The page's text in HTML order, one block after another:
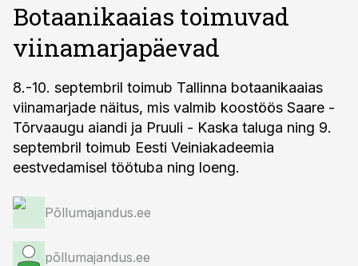
Botaanikaaias toimuvad
viinamarjapäevad
8.-10. septembril toimub Tallinna botaanikaaias
viinamarjade näitus, mis valmib koostöös Saare -
Tõrvaaugu aiandi ja Pruuli - Kaska taluga ning 9.
septembril toimub Eesti Veiniakadeemia
eestvedamisel töötuba ning loeng.
Põllumajandus.ee
põllumajandus.ee